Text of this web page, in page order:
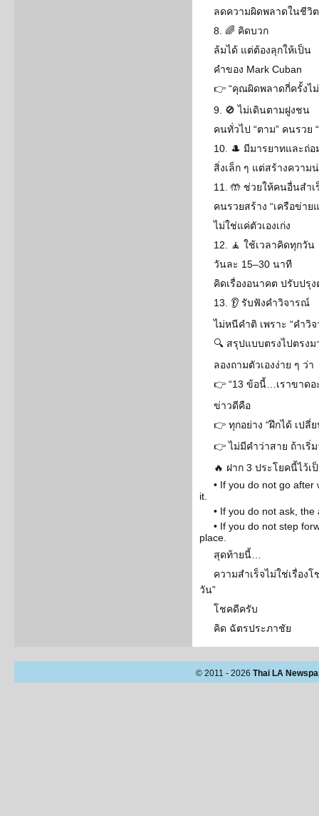
ลดความผิดพลาดในชีวิต
8. 🌈 คิดบวก
ล้มได้ แต่ต้องลุกให้เป็น
คำของ Mark Cuban
👉 “คุณผิดพลาดกี่ครั้งไ
9. 🚫 ไม่เดินตามฝูงชน
คนทั่วไป “ตาม” คนรวย
10. 🎩 มีมารยาทและถ่
สิ่งเล็ก ๆ แต่สร้างความ
11. 🤲 ช่วยให้คนอื่นสำเ
คนรวยสร้าง “เครือข่าย
ไม่ใช่แค่ตัวเองเก่ง
12. 🧘 ใช้เวลาคิดทุกวัน
วันละ 15–30 นาที
คิดเรื่องอนาคต ปรับปรุ
13. 👂 รับฟังคำวิจารณ์
ไม่หนีคำติ เพราะ “คำวิ
🔍 สรุปแบบตรงไปตรงม
ลองถามตัวเองง่าย ๆ ว่า
👉 “13 ข้อนี้…เราขาดอ
ข่าวดีคือ
👉 ทุกอย่าง “ฝึกได้ เปลี่ย
👉 ไม่มีคำว่าสาย ถ้าเริ่
🔥 ฝาก 3 ประโยคนี้ไว้เ
• If you do not go after
it.
• If you do not ask,
• If you do not step
place.
สุดท้ายนี้…
ความสำเร็จไม่ใช่เรื่อง
วัน”
โชคดีครับ
คิด ฉัตรประภาชัย
© 2011 - 2026 Thai LA